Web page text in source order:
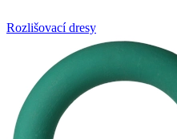
Rozlišovací dresy